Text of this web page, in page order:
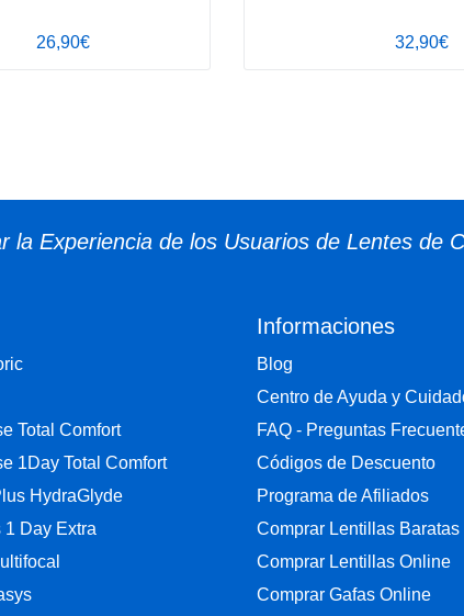
26,90€ 32,90€
la Experiencia de los Usuarios de Lentes de
Total Comfort
1Day Total Comfort
HydraGlyde
1 Day Extra
Informaciones
Blog
Centro de Ayuda y
FAQ - Preguntas
Códigos de Descuento
Programa de Afiliados
Comprar Lentillas Baratas
Comprar Lentillas Online
Comprar Gafas Online